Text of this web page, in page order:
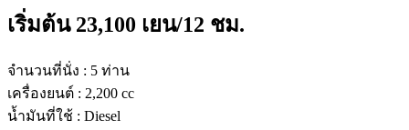
เริ่มต้น 23,100 เยน/12 ชม.
จำนวนที่นั่ง : 5 ท่าน
เครื่องยนต์ : 2,200 cc
น้ำมันที่ใช้ : Diesel